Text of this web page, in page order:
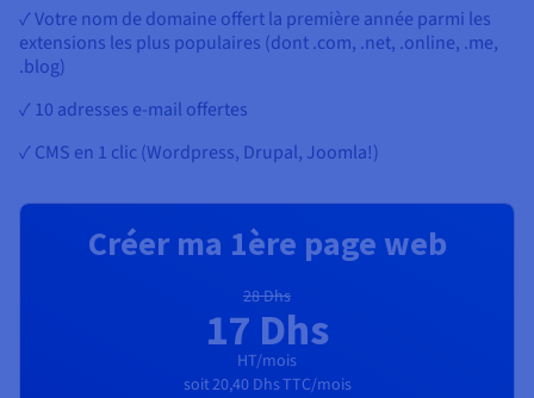
✓ Votre nom de domaine offert la première année parmi les
extensions les plus populaires (dont .com, .net, .online, .me,
.blog)
✓ 10 adresses e-mail offertes
✓ CMS en 1 clic (Wordpress, Drupal, Joomla!)
Créer ma 1ère page web
28 Dhs
17 Dhs
HT/mois
soit20,40 DhsTTC/mois